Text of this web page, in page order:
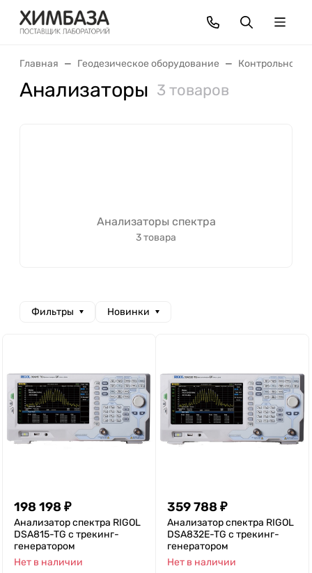
Главная Геодезическое оборудование Контрольно-
Анализаторы 3 товаров
Анализаторы спектра
3 товара
Фильтры Новинки
198 198 ₽
Анализатор спектра RIGOL
DSA815-TG с трекинг-
генератором
Нет в наличии
359 788 ₽
Анализатор спектра RIGOL
DSA832E-TG с трекинг-
генератором
Нет в наличии